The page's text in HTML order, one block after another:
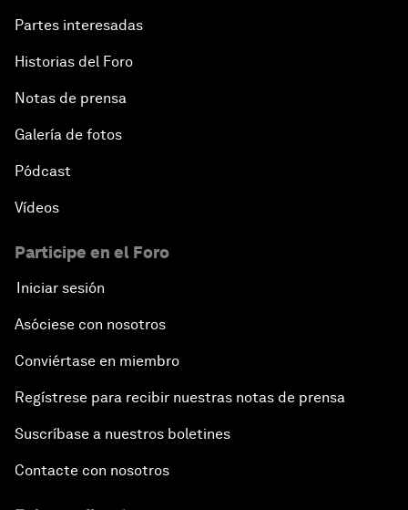
Partes interesadas
Historias del Foro
Notas de prensa
Galería de fotos
Pódcast
Vídeos
Participe en el Foro
Iniciar sesión
Asóciese con nosotros
Conviértase en miembro
Regístrese para recibir nuestras notas de prensa
Suscríbase a nuestros boletines
Contacte con nosotros